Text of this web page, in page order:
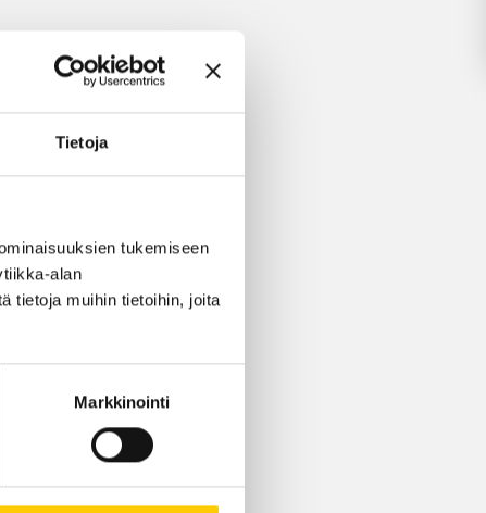
Tietoja
tukemiseen
alan
tietoja muihin tietoihin, joita
Markkinointi